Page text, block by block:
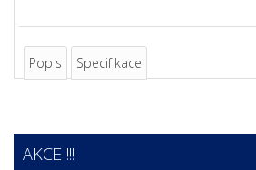
Popis Specifikace
AKCE !!!